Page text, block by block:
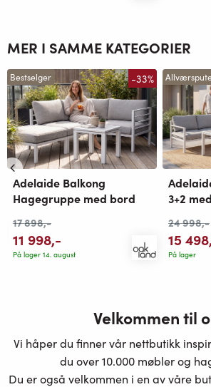
MER I SAMME KATEGORIER
Bestselger -33%
Adelaide Balkong
Hagegruppe med bord
17 898,-
11 998,-
På lager 14. august
3+2
24 998,-
15 498
På lager
Velkommen til
Vi håper du finner vår nettbutikk
du over 10.000 møbler og
Du er også velkommen i en av våre